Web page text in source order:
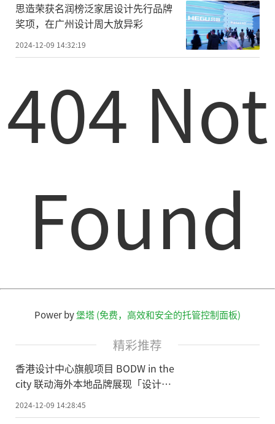
思造荣获名润榜泛家居设计先行品牌
奖项，在广州设计周大放异彩
2024-12-09 14:32:19
404 Not
Found
Power by堡塔 (免费，高效和安全的托管控制面板)
精彩推荐
香港设计中心旗舰项目 BODW in the
city 联动海外本地品牌展现「设计之
2024-12-09 14:28:45